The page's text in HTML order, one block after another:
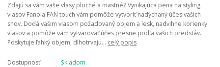
Zdajú sa vám vaše vlasy ploché a mastné? Vynikajúca pena na styling
vlasov Fanola FAN touch vám pomôže vytvoriť nadýchaný účes vašich
snov. Dodá vašim vlasom požadovaný objem a lesk, nadvihne korienky
vlasov a pomôže vám vytvarovať účes presne podľa vašich predstáv.
Poskytuje ľahký objem, dlhotrvajú... celý popis
Dostupnosť Skladom